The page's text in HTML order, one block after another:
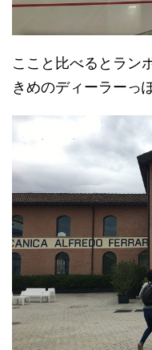
ここと比べるとラン
きめのディーラーっ